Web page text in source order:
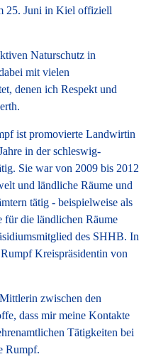
25. Juni in Kiel offiziell
Naturschutz in
mit vielen
denen ich Respekt und
ist promovierte Landwirtin
in der schleswig-
Sie war von 2009 bis 2012
und ländliche Räume und
tätig - beispielweise als
für die ländlichen Räume
des SHHB. In
Kreispräsidentin von
zwischen den
dass mir meine Kontakte
Tätigkeiten bei
Rumpf.